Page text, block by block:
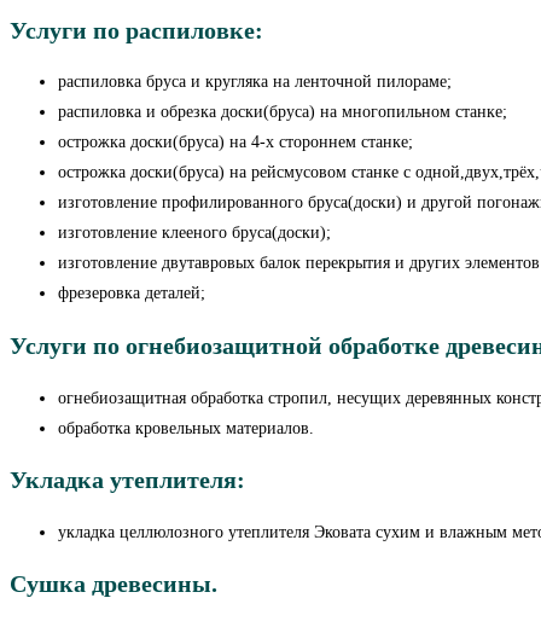
Услуги по распиловке:
распиловка бруса и кругляка на ленточной пилораме;
распиловка и обрезка доски(бруса) на многопильном станке;
острожка доски(бруса) на 4-х стороннем станке;
острожка доски(бруса) на рейсмусовом станке с
изготовление профилированного бруса(доски) и другой
изготовление клееного бруса(доски);
изготовление двутавровых балок перекрытия и других
фрезеровка деталей;
Услуги по огнебиозащитной обработке
огнебиозащитная обработка стропил, несущих деревянных
обработка кровельных материалов.
Укладка утеплителя:
укладка целлюлозного утеплителя Эковата сухим и влажным
Сушка древесины.